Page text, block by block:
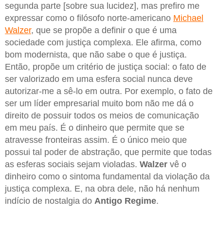
segunda parte [sobre sua lucidez], mas prefiro me
expressar como o filósofo norte-americano Michael
Walzer, que se propõe a definir o que é uma
sociedade com justiça complexa. Ele afirma, como
bom modernista, que não sabe o que é justiça.
Então, propõe um critério de justiça social: o fato de
ser valorizado em uma esfera social nunca deve
autorizar-me a sê-lo em outra. Por exemplo, o fato de
ser um líder empresarial muito bom não me dá o
direito de possuir todos os meios de comunicação
em meu país. É o dinheiro que permite que se
atravesse fronteiras assim. É o único meio que
possui tal poder de abstração, que permite que todas
as esferas sociais sejam violadas. Walzer vê o
dinheiro como o sintoma fundamental da violação da
justiça complexa. E, na obra dele, não há nenhum
indício de nostalgia do Antigo Regime.